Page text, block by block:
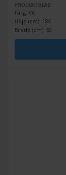
PRODUKTBLAD
Färg: Vit
Höjd (cm): 186
Bredd (cm): 60